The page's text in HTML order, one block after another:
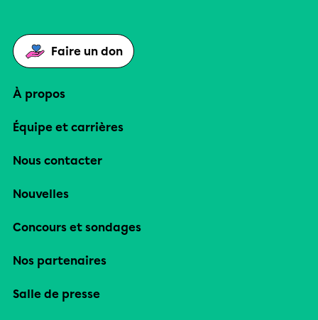
Faire un don
À propos
Équipe et carrières
Nous contacter
Nouvelles
Concours et sondages
Nos partenaires
Salle de presse